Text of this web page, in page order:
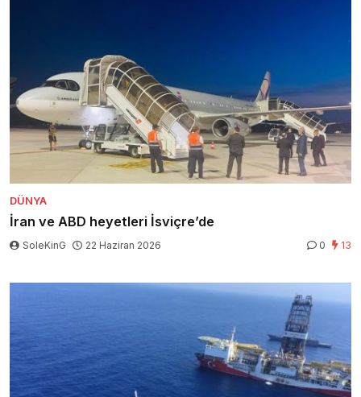
DÜNYA
İran ve ABD heyetleri İsviçre’de
SoleKinG 22 Haziran 2026 0 13